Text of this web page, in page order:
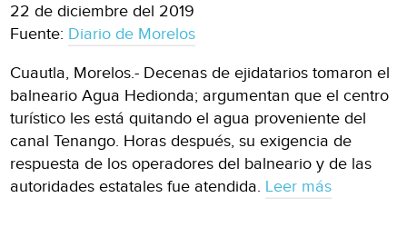
22 de diciembre del 2019
Fuente: Diario de Morelos
Cuautla, Morelos.- Decenas de ejidatarios tomaron el
balneario Agua Hedionda; argumentan que el centro
turístico les está quitando el agua proveniente del
canal Tenango. Horas después, su exigencia de
respuesta de los operadores del balneario y de las
autoridades estatales fue atendida. Leer más